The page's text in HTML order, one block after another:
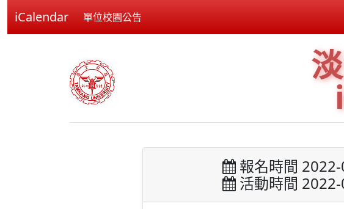
iCalendar 單位校園公告
報名時間
活動時間